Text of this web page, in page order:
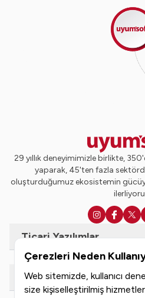
Çerezleri Neden
Web sitemizde, kullanıcı
size kişiselleştirilmiş
29 yıllık deneyimimizle birlikte,
yaparak, 45'ten fazla
oluşturduğumuz ekosistemin
Ticari Yazılımlar
e-Dönüşüm Hizmetleri